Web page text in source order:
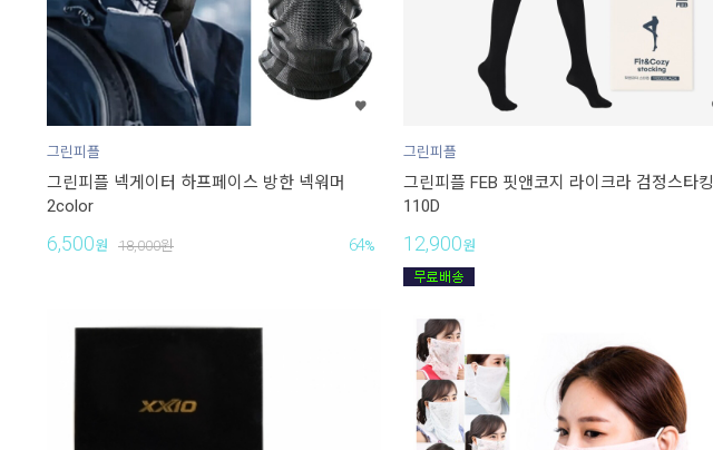
그린피플
그린피플 넥게이터 하프페이스 방한 넥워머
2color
6,500원 18,000원 64%
그린피플
그린피플 FEB 핏앤코지 라이크라 검정스타킹
110D
12,900원